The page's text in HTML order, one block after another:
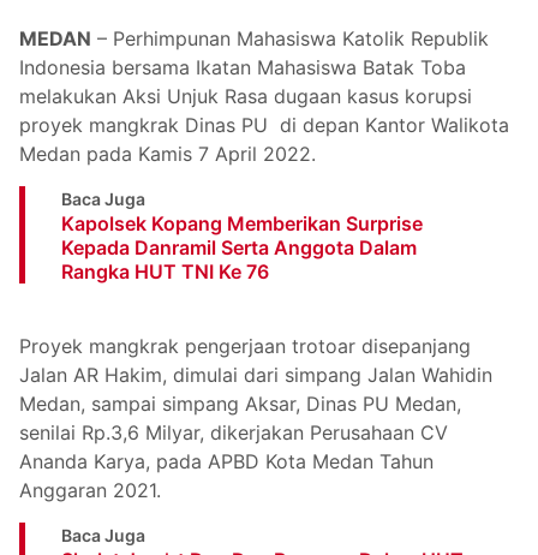
MEDAN – Perhimpunan Mahasiswa Katolik Republik
Indonesia bersama Ikatan Mahasiswa Batak Toba
melakukan Aksi Unjuk Rasa dugaan kasus korupsi
proyek mangkrak Dinas PU di depan Kantor Walikota
Medan pada Kamis 7 April 2022.
Baca Juga
Kapolsek Kopang Memberikan Surprise
Kepada Danramil Serta Anggota Dalam
Rangka HUT TNI Ke 76
Proyek mangkrak pengerjaan trotoar disepanjang
Jalan AR Hakim, dimulai dari simpang Jalan Wahidin
Medan, sampai simpang Aksar, Dinas PU Medan,
senilai Rp.3,6 Milyar, dikerjakan Perusahaan CV
Ananda Karya, pada APBD Kota Medan Tahun
Anggaran 2021.
Baca Juga